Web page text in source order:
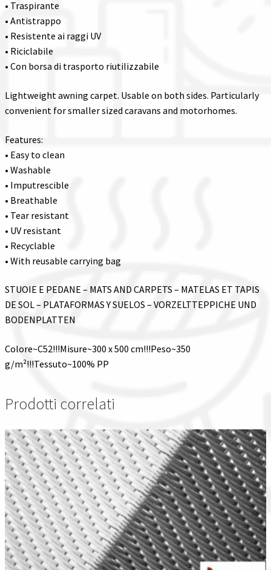
• Traspirante
• Antistrappo
• Resistente ai raggi UV
• Riciclabile
• Con borsa di trasporto riutilizzabile
Lightweight awning carpet. Usable on both sides. Particularly
convenient for smaller sized caravans and motorhomes.
Features:
• Easy to clean
• Washable
• Imputrescible
• Breathable
• Tear resistant
• UV resistant
• Recyclable
• With reusable carrying bag
STUOIE E PEDANE – MATS AND CARPETS – MATELAS ET TAPIS
DE SOL – PLATAFORMAS Y SUELOS – VORZELTTEPPICHE UND
BODENPLATTEN
Colore~C52!!!Misure~300 x 500 cm!!!Peso~350
g/m²!!!Tessuto~100% PP
Prodotti correlati